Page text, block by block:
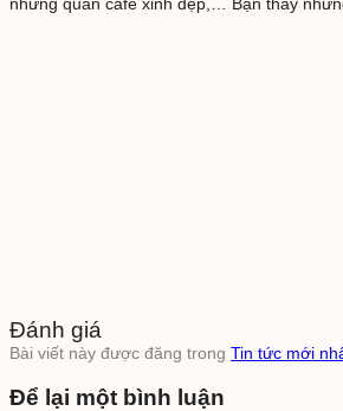
Đánh giá
Bài viết này được đăng trong Tin tức mới
Để lại một bình luận